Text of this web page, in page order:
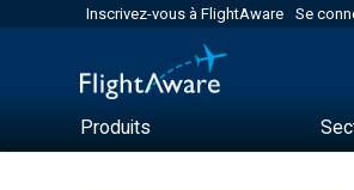
Inscrivez-vous à FlightAware Se
Produits